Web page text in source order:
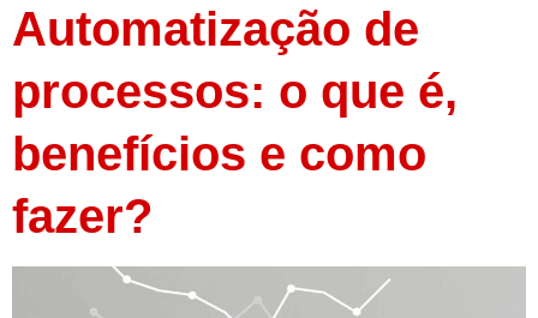
Automatização de
processos: o que é,
benefícios e como
fazer?